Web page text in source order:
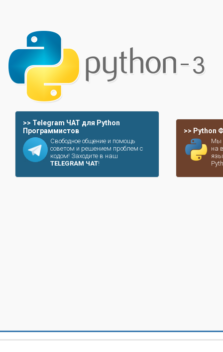
>> Telegram ЧАТ для Python
Программистов
Свободное общение и помощь
советом и решением проблем с
кодом! Заходите в наш
TELEGRAM ЧАТ!
>> Python
Мы
на